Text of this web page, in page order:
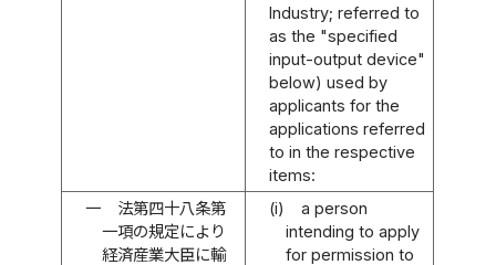
Industry; referred to
as the "specified
input-output device"
below) used by
applicants for the
applications referred
to in the respective
items:
一
法第四十八条第
一項の規定により
経済産業大臣に輸
(i)
a person
intending to apply
for permission to